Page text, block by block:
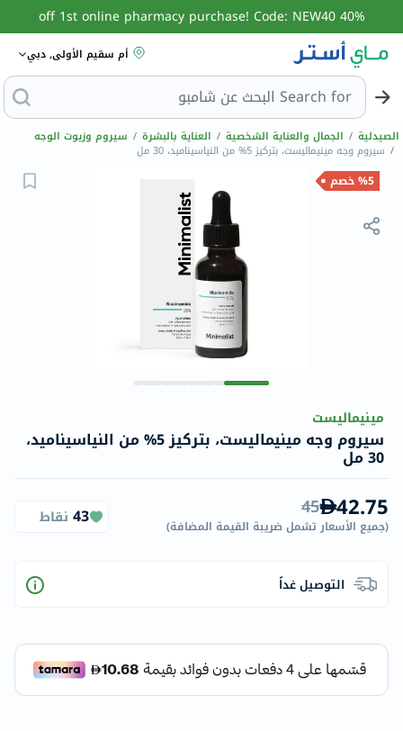
40% off 1st online pharmacy purchase! Code: NEW40
أم سقيم الأولى, دبي
Search for البحث
الصيدلية / الجمال والعناية الشخصية / العناية بالبشرة / سيروم وزيوت الوجه
/ سيروم وجه مينيماليست، بتركيز 5% من النياسيناميد، 30 مل
%5 خصم
مينيماليست
سيروم وجه مينيماليست، بتركيز 5% من النياسيناميد،
30 مل
42.75
45
(جميع الأسعار تشمل ضريبة القيمة المضافة)
43 نقاط
التوصيل غداً